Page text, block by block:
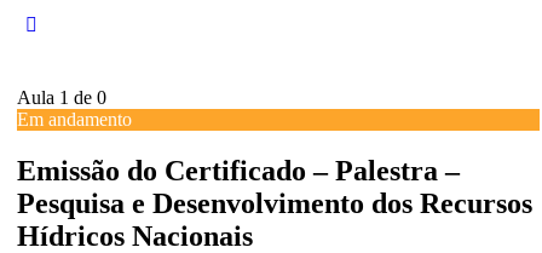
Aula 1de 0
Em andamento
Emissão do Certificado – Palestra –
Pesquisa e Desenvolvimento dos Recursos
Hídricos Nacionais